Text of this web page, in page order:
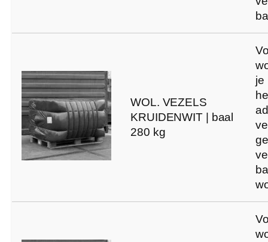
WOL. VEZELS
KRUIDENWIT | baal
280 kg
je